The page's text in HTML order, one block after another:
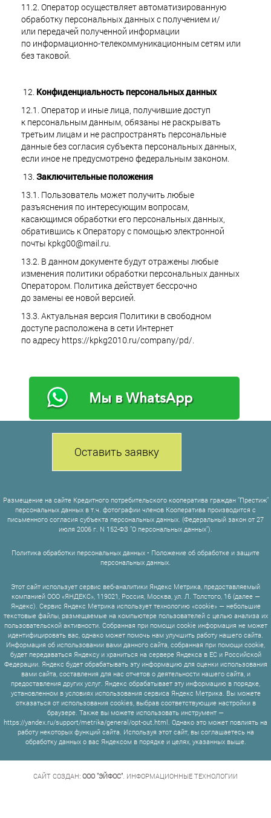
11.2. Оператор осуществляет автоматизированную
обработку персональных данных с получением и/
или передачей полученной информации
по информационно-телекоммуникационным сетям или
без таковой.
Конфиденциальность персональных данных
12.1. Оператор и иные лица, получившие доступ
к персональным данным, обязаны не раскрывать
третьим лицам и не распространять персональные
данные без согласия субъекта персональных данных,
если иное не предусмотрено федеральным законом.
Заключительные положения
13.1. Пользователь может получить любые
разъяснения по интересующим вопросам,
касающимся обработки его персональных данных,
обратившись к Оператору с помощью электронной
почты kpkg00@mail.ru.
13.2. В данном документе будут отражены любые
изменения политики обработки персональных данных
Оператором. Политика действует бессрочно
до замены ее новой версией.
13.3. Актуальная версия Политики в свободном
доступе расположена в сети Интернет
по адресу https://kpkg2010.ru/company/pd/.
Мы в WhatsApp
Оставить заявку
Размещение на сайте Кредитного потребительского кооператива граждан "Престиж"
персональных данных в т.ч. фотографии членов Кооператива производится с
письменного согласия субъекта персональных данных. (Федеральный закон от 27
июля 2006 г. N 152-ФЗ "О персональных данных").
Политика обработки персональных данных • Положение об обработке и защите
персональных данных.
Этот сайт использует сервис веб-аналитики Яндекс Метрика, предоставляемый
компанией ООО «ЯНДЕКС», 119021, Россия, Москва, ул. Л. Толстого, 16 (далее —
Яндекс). Сервис Яндекс Метрика использует технологию «cookie» — небольшие
текстовые файлы, размещаемые на компьютере пользователей с целью анализа их
пользовательской активности. Собранная при помощи cookie информация не может
идентифицировать вас, однако может помочь нам улучшить работу нашего сайта.
Информация об использовании вами данного сайта, собранная при помощи cookie,
будет передаваться Яндексу и храниться на сервере Яндекса в ЕС и Российской
Федерации. Яндекс будет обрабатывать эту информацию для оценки использования
вами сайта, составления для нас отчетов о деятельности нашего сайта, и
предоставления других услуг. Яндекс обрабатывает эту информацию в порядке,
установленном в условиях использования сервиса Яндекс Метрика. Вы можете
отказаться от использования cookies, выбрав соответствующие настройки в
браузере. Также вы можете использовать инструмент —
https://yandex.ru/support/metrika/general/opt-out.html. Однако это может повлиять на
работу некоторых функций сайта. Используя этот сайт, вы соглашаетесь на
обработку данных о вас Яндексом в порядке и целях, указанных выше.
САЙТ СОЗДАН: ООО "ЭЙФОС" . ИНФОРМАЦИОННЫЕ ТЕХНОЛОГИИ